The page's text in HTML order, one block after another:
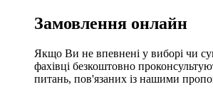
Замовлення онлайн
Якщо Ви не впевнені у виборі чи
фахівці безкоштовно
питань, пов'язаних із нашими